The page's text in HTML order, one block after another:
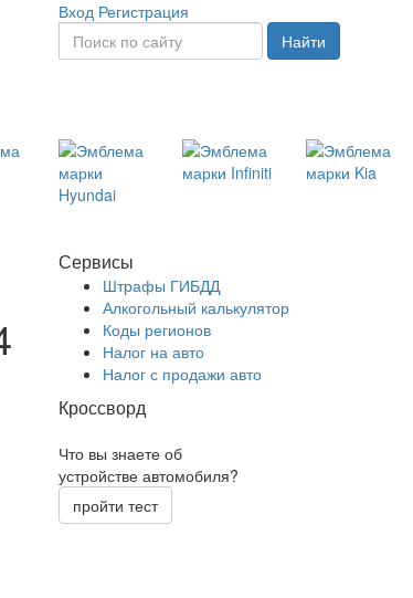
Вход Регистрация
Найти
Сервисы
Штрафы ГИБДД
Алкогольный калькулятор
Коды регионов
Налог на авто
Налог с продажи авто
Кроссворд
Что вы знаете об
устройстве автомобиля?
пройти тест